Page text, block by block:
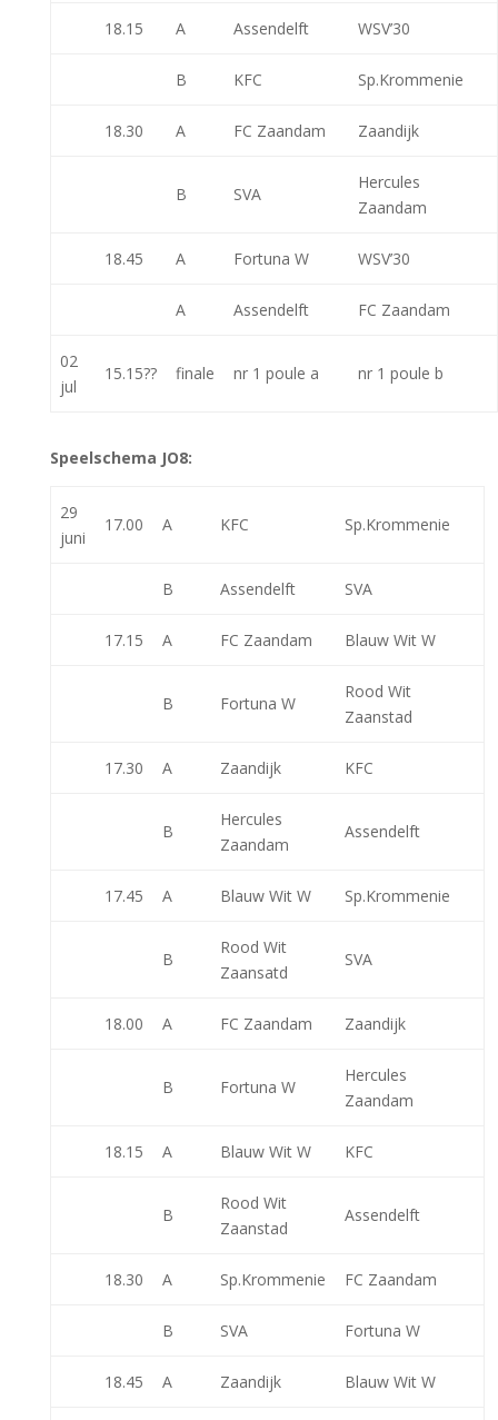
18.15 A Assendelft WSV’30
B KFC Sp.Krommenie
18.30 A FC Zaandam Zaandijk
B SVA
Hercules
Zaandam
18.45 A Fortuna W WSV’30
A Assendelft FC Zaandam
02
jul
15.15?? finale nr 1 poule a nr 1 poule b
Speelschema JO8:
29
juni
17.00 A KFC Sp.Krommenie
B Assendelft SVA
17.15 A FC Zaandam Blauw Wit W
B Fortuna W
Rood Wit
Zaanstad
17.30 A Zaandijk KFC
B
Hercules
Zaandam
Assendelft
17.45 A Blauw Wit W Sp.Krommenie
B
Rood Wit
Zaansatd
SVA
18.00 A FC Zaandam Zaandijk
B Fortuna W
Hercules
Zaandam
18.15 A Blauw Wit W KFC
B
Rood Wit
Zaanstad
Assendelft
18.30 A Sp.Krommenie FC Zaandam
B SVA Fortuna W
18.45 A Zaandijk Blauw Wit W